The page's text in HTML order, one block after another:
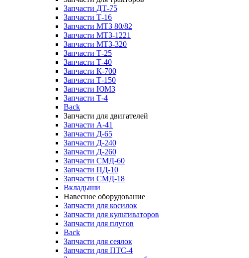
Запчасти ДТ-75
Запчасти Т-16
Запчасти МТЗ 80/82
Запчасти МТЗ-1221
Запчасти МТЗ-320
Запчасти Т-25
Запчасти Т-40
Запчасти К-700
Запчасти Т-150
Запчасти ЮМЗ
Запчасти Т-4
Back
Запчасти для двигателей
Запчасти А-41
Запчасти Д-65
Запчасти Д-240
Запчасти Д-260
Запчасти СМД-60
Запчасти ПД-10
Запчасти СМД-18
Вкладыши
Навесное оборудование
Запчасти для косилок
Запчасти для культиваторов
Запчасти для плугов
Back
Запчасти для сеялок
Запчасти для ПТС-4